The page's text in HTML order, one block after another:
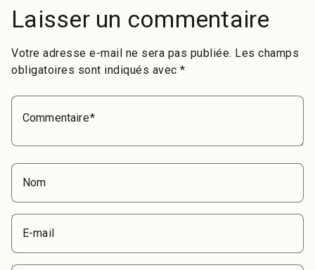
Laisser un commentaire
Votre adresse e-mail ne sera pas publiée. Les champs
obligatoires sont indiqués avec *
Commentaire
Nom
E-mail